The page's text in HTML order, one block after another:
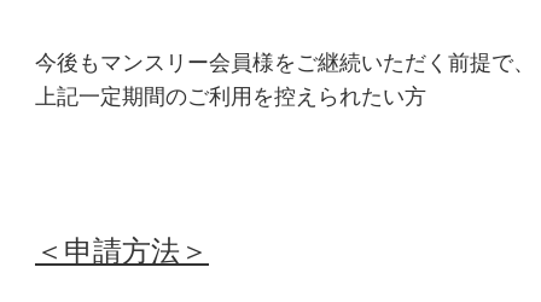
今後もマンスリー会員様をご継続いただく前提で、
上記一定期間のご利用を控えられたい方
＜申請方法＞